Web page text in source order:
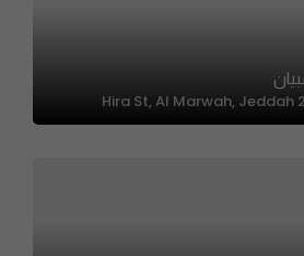
Hira St, Al Marwah, Jeddah